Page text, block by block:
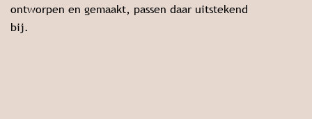
ontworpen en gemaakt, passen daar uitstekend
bij.